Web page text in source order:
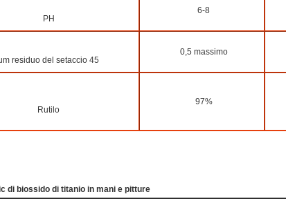
PH
6-8
residuo del setaccio 45
0,5 massimo
Rutilo
97%
di biossido di titanio in mani e pitture